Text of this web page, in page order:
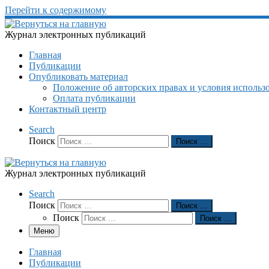
Перейти к содержимому
Журнал электронных публикаций
Главная
Публикации
Опубликовать материал
Положение об авторских правах и условия
Оплата публикации
Контактный центр
Search
Поиск
Поиск …
Журнал электронных публикаций
Search
Поиск
Поиск …
Поиск
Поиск …
Меню
Главная
Публикации